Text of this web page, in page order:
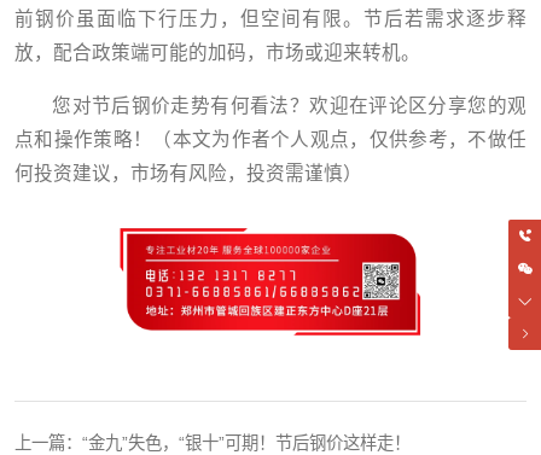
前钢价虽面临下行压力，但空间有限。节后若需求逐步释
放，配合政策端可能的加码，市场或迎来转机。
您对节后钢价走势有何看法？欢迎在评论区分享您的观
点和操作策略！（本文为作者个人观点，仅供参考，不做任
何投资建议，市场有风险，投资需谨慎）
上一篇： “金九”失色，“银十”可期！节后钢价这样走！